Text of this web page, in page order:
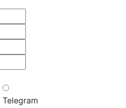
Telegram